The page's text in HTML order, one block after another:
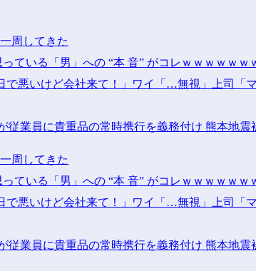
周してきた
ている「男」への “本 音” がコレｗｗｗｗｗｗ
で悪いけど会社来て！」ワイ「…無視」上司「
従業員に貴重品の常時携行を義務付け 熊本地震
周してきた
ている「男」への “本 音” がコレｗｗｗｗｗｗ
で悪いけど会社来て！」ワイ「…無視」上司「
従業員に貴重品の常時携行を義務付け 熊本地震